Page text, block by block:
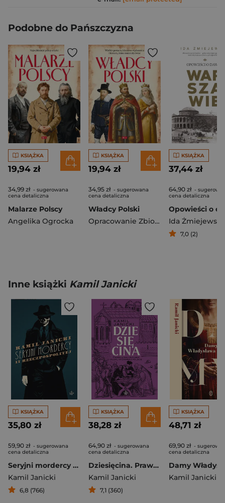
Podobne do Pańszczyzna
KSIĄŻKA
19,94 zł
34,99 zł - sugerowana
cena detaliczna
Malarze Polscy
Angelika Ogrocka
KSIĄŻKA
19,94 zł
34,95 zł - sugerowana
cena detaliczna
Władcy Polski
Opracowanie Zbiorowe
KSIĄŻKA
37,44 zł
64,90 zł -
cena detaliczna
Ida Żmiejewska
7,0 (2)
Inne książki Kamil Janicki
KSIĄŻKA
35,80 zł
59,90 zł - sugerowana
cena detaliczna
Seryjni mordercy II Rzeczpospolitej
Kamil Janicki
6,8 (766)
KSIĄŻKA
38,28 zł
64,90 zł - sugerowana
cena detaliczna
Dziesięcina. Prawdziwa historia kleru w dawnej Polsce
Kamil Janicki
7,1 (360)
KSIĄŻKA
48,71 zł
69,90 zł -
cena detaliczna
Kamil Janicki